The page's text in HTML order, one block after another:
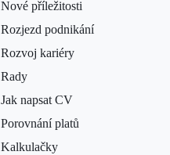
Nové příležitosti
Rozjezd podnikání
Rozvoj kariéry
Rady
Jak napsat CV
Porovnání platů
Kalkulačky